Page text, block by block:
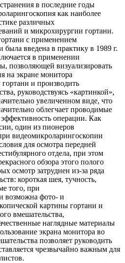
в последние годы
как наиболее
различных
и микрохирургии гортани.
с применением
введена в практику в 1989 г.
в применении
позволяющей визуализировать
на экране монитора
и производить
руководствуясь «картинкой»,
увеличенном виде, что
облегчает проводимые
операции. Как
один из пионеров
видеомикроларингоскопии
для осмотра передней
отдела, при этом
обзора этого полого
осмотр затруднен из-за ряда
короткая шея, тучность,
того, при
возможна фото- и
картины гортани и
вмешательства,
наглядные материалы
экрана монитора во
позволяет руководить
чрезвычайно важным для